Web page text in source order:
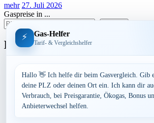
mehr 27. Juli 2026
Gaspreise in ...
Bundesland
Bayern
Berlin
Brandenburg
Hamburg
⚡ Gas-Helfer
Tarif- & Vergleichshelfer
Hallo 👋 Ich helfe dir beim Gasvergleich. Gib
deine PLZ oder deinen Ort ein. Ich kann dir
Verbrauch, bei Preisgarantie, Ökogas, Bonus
Anbieterwechsel helfen.